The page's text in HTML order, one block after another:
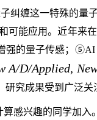
纠缠这一特殊的量
可能应用。近年
强的量子传感；⑤AI
A/D/Applied,
究成果受到广泛关
感兴趣的同学加入。